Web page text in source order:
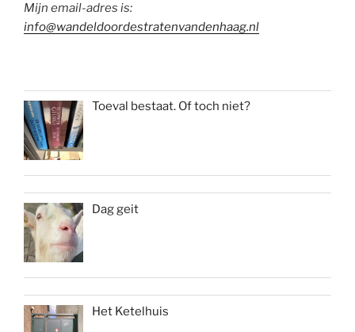
Mijn email-adres is:
info@wandeldoordestratenvandenhaag.nl
Toeval bestaat. Of toch niet?
Dag geit
Het Ketelhuis